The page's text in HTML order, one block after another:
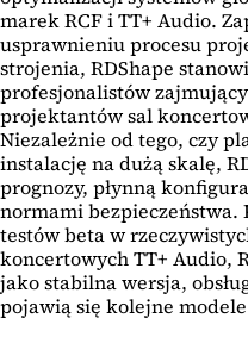
marek RCF i TT+ Audio.
usprawnieniu procesu
strojenia, RDShape
profesjonalistów
projektantów sal
Niezależnie od tego, czy
instalację na dużą skalę,
prognozy, płynną
normami bezpieczeństwa.
testów beta w
koncertowych TT+ Audio,
jako stabilna wersja,
pojawią się kolejne